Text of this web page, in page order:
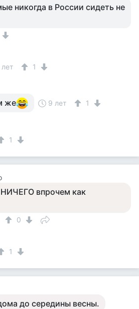
никогда в России сидеть не
1
же 9 лет 1
1
НИЧЕГО впрочем как
0
1
до середины весны.